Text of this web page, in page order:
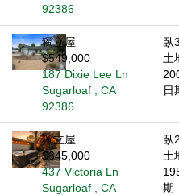
92386
獨立屋
$549,000
187 Dixie Lee Ln
Sugarloaf , CA
92386
臥
土
日
獨立屋
$345,000
437 Victoria Ln
Sugarloaf , CA
臥
土
期